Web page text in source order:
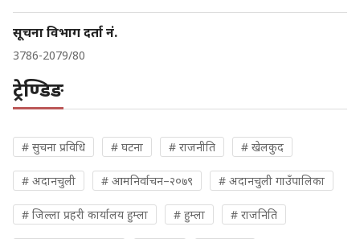
सूचना विभाग दर्ता नं.
3786-2079/80
ट्रेण्डिङ
# सुचना प्रविधि # घटना # राजनीति # खेलकुद
# अदानचुली # आमनिर्वाचन–२०७९ # अदानचुली गाउँपालिका
# जिल्ला प्रहरी कार्यालय हुम्ला # हुम्ला # राजनिति